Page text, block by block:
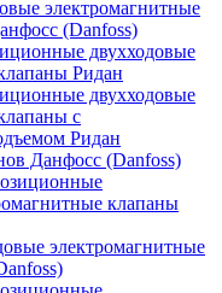
электромагнитные
(Danfoss)
двухходовые
Ридан
двухходовые
с
Ридан
Данфосс (Danfoss)
клапаны
электромагнитные